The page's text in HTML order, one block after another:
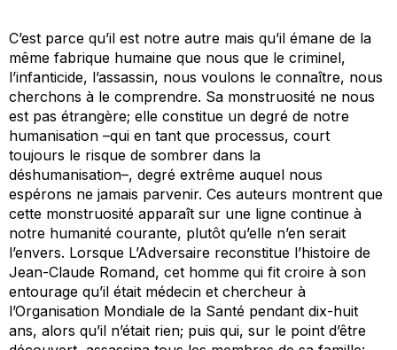
C’est parce qu’il est notre autre mais qu’il émane de la
même fabrique humaine que nous que le criminel,
l’infanticide, l’assassin, nous voulons le connaître, nous
cherchons à le comprendre. Sa monstruosité ne nous
est pas étrangère; elle constitue un degré de notre
humanisation –qui en tant que processus, court
toujours le risque de sombrer dans la
déshumanisation–, degré extrême auquel nous
espérons ne jamais parvenir. Ces auteurs montrent que
cette monstruosité apparaît sur une ligne continue à
notre humanité courante, plutôt qu’elle n’en serait
l’envers. Lorsque L’Adversaire reconstitue l’histoire de
Jean-Claude Romand, cet homme qui fit croire à son
entourage qu’il était médecin et chercheur à
l’Organisation Mondiale de la Santé pendant dix-huit
ans, alors qu’il n’était rien; puis qui, sur le point d’être